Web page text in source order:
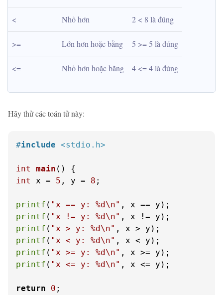
< Nhỏ hơn 2 < 8 là đúng
>= Lớn hơn hoặc bằng 5 >= 5 là đúng
<= Nhỏ hơn hoặc bằng 4 <= 4 là đúng
Hãy thử các toán tử này:
#include <stdio.h>
int main ()
int
x = 5 , y = 8 ;
printf ( "x == y: %d\n"
printf ( "x != y: %d\n"
printf ( "x > y: %d\n"
printf ( "x < y: %d\n"
printf ( "x >= y: %d\n"
printf ( "x <= y: %d\n" , x <= y);
return 0 ;